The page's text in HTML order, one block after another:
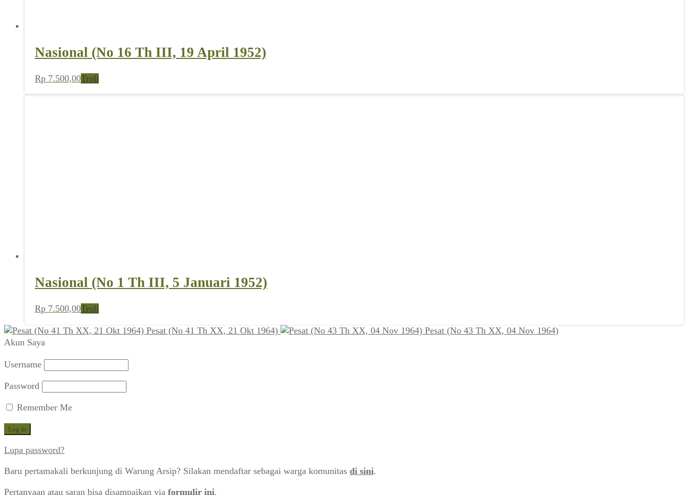
Nasional (No 16 Th III, 19 April 1952)
Rp 7.500,00Troli
Nasional (No 1 Th III, 5 Januari 1952)
Rp 7.500,00Troli
Pesat (No 41 Th XX, 21 Okt 1964)
Pesat (No 43 Th XX, 04 Nov 1964)
Akun Saya
Username
Password
Remember Me
Lupa password?
Baru pertamakali berkunjung di Warung Arsip? Silakan mendaftar sebagai warga komunitas di sini.
Pertanyaan atau saran bisa disampaikan via formulir ini.